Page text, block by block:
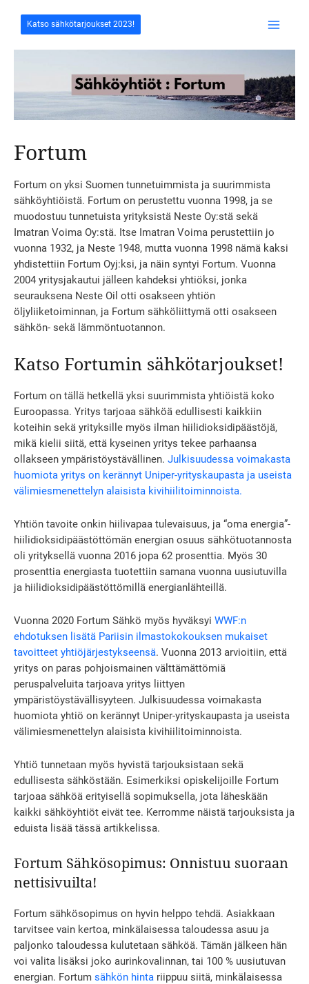
sisältöönKatso sähkötarjoukset 2023!
Fortum
Fortum on yksi Suomen tunnetuimmista ja suurimmista
sähköyhtiöistä. Fortum on perustettu vuonna 1998, ja se
muodostuu tunnetuista yrityksistä Neste Oy:stä sekä
Imatran Voima Oy:stä. Itse Imatran Voima perustettiin jo
vuonna 1932, ja Neste 1948, mutta vuonna 1998 nämä kaksi
yhdistettiin Fortum Oyj:ksi, ja näin syntyi Fortum. Vuonna
2004 yritysjakautui jälleen kahdeksi yhtiöksi, jonka
seurauksena Neste Oil otti osakseen yhtiön
öljyliiketoiminnan, ja Fortum sähköliittymä otti osakseen
sähkön- sekä lämmöntuotannon.
Katso Fortumin sähkötarjoukset!
Fortum on tällä hetkellä yksi suurimmista yhtiöistä koko
Euroopassa. Yritys tarjoaa sähköä edullisesti kaikkiin
koteihin sekä yrityksille myös ilman hiilidioksidipäästöjä,
mikä kielii siitä, että kyseinen yritys tekee parhaansa
ollakseen ympäristöystävällinen. Julkisuudessa voimakasta
huomiota yritys on kerännyt Uniper-yrityskaupasta ja useista
välimiesmenettelyn alaisista kivihiilitoiminnoista.
Yhtiön tavoite onkin hiilivapaa tulevaisuus, ja “oma energia”-
hiilidioksidipäästöttömän energian osuus sähkötuotannosta
oli yrityksellä vuonna 2016 jopa 62 prosenttia. Myös 30
prosenttia energiasta tuotettiin samana vuonna uusiutuvilla
ja hiilidioksidipäästöttömillä energianlähteillä.
Vuonna 2020 Fortum Sähkö myös hyväksyi WWF:n
ehdotuksen lisätä Pariisin ilmastokokouksen mukaiset
tavoitteet yhtiöjärjestykseensä. Vuonna 2013 arvioitiin, että
yritys on paras pohjoismainen välttämättömiä
peruspalveluita tarjoava yritys liittyen
ympäristöystävällisyyteen. Julkisuudessa voimakasta
huomiota yhtiö on kerännyt Uniper-yrityskaupasta ja useista
välimiesmenettelyn alaisista kivihiilitoiminnoista.
Yhtiö tunnetaan myös hyvistä tarjouksistaan sekä
edullisesta sähköstään. Esimerkiksi opiskelijoille Fortum
tarjoaa sähköä erityisellä sopimuksella, jota läheskään
kaikki sähköyhtiöt eivät tee. Kerromme näistä tarjouksista ja
eduista lisää tässä artikkelissa.
Fortum Sähkösopimus: Onnistuu suoraan
nettisivuilta!
Fortum sähkösopimus on hyvin helppo tehdä. Asiakkaan
tarvitsee vain kertoa, minkälaisessa taloudessa asuu ja
paljonko taloudessa kulutetaan sähköä. Tämän jälkeen hän
voi valita lisäksi joko aurinkovalinnan, tai 100 % uusiutuvan
energian. Fortum sähkön hinta riippuu siitä, minkälaisessa